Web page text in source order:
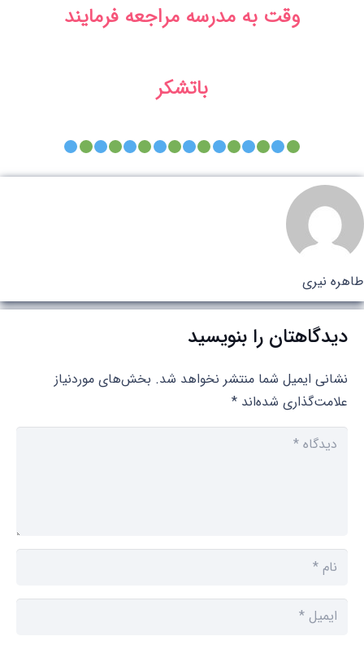
وقت به مدرسه مراجعه فرمایند
باتشکر
طاهره نیری
دیدگاهتان را بنویسید
نشانی ایمیل شما منتشر نخواهد شد. بخش‌های موردنیاز
علامت‌گذاری شده‌اند *